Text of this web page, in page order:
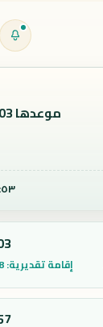
موعدها 16:03
إقامة تقديرية: